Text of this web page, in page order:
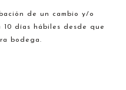
de un cambio y/o
días hábiles desde que
bodega.